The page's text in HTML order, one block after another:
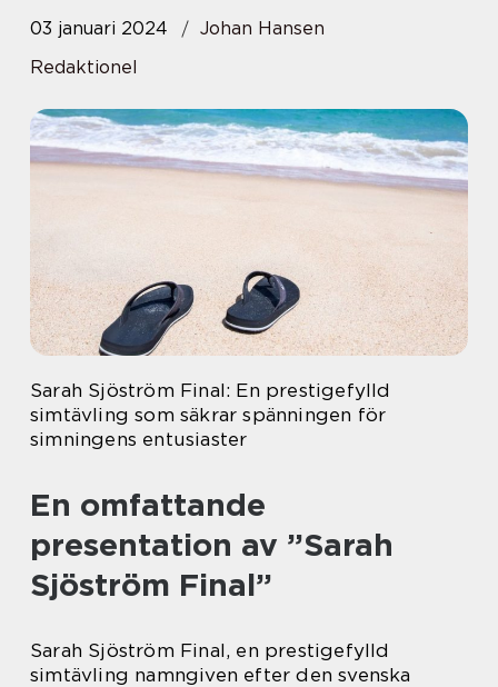
03 januari 2024
Johan Hansen
Redaktionel
Sarah Sjöström Final: En prestigefylld
simtävling som säkrar spänningen för
simningens entusiaster
En omfattande
presentation av ”Sarah
Sjöström Final”
Sarah Sjöström Final, en prestigefylld
simtävling namngiven efter den svenska